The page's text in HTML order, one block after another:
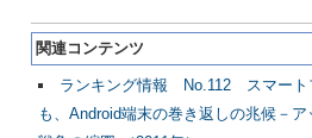
関連コンテンツ
ランキング情報 No.112 スマート
も、Android端末の巻き返しの兆候－